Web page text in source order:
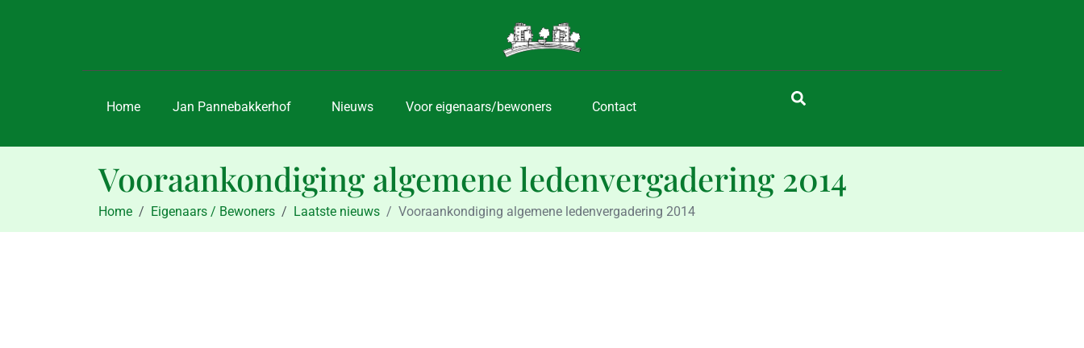
Home Jan Pannebakkerhof Nieuws Voor eigenaars/bewoners Contact
Vooraankondiging algemene ledenvergadering 2014
Home Eigenaars / Bewoners Laatste nieuws Vooraankondiging algemene ledenvergadering 2014